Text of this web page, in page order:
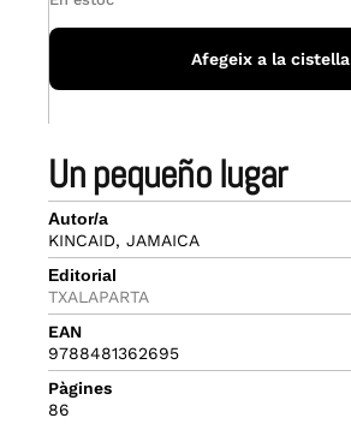
un pequeño lugar
Autor/a
KINCAID, JAMAICA
Editorial
TXALAPARTA
EAN
9788481362695
Pàgines
86
Afegeix a la cistella